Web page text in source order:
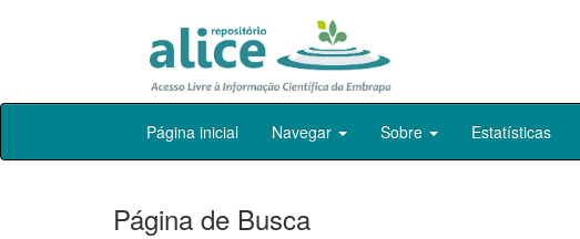
Skip
Página inicial Navegar Sobre Estatísticas
Página de Busca